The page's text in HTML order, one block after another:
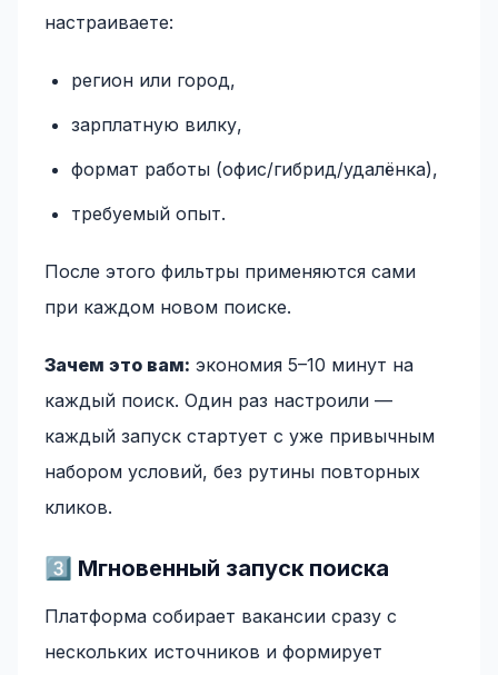
настраиваете:
регион или город,
зарплатную вилку,
формат работы (офис/гибрид/удалёнка),
требуемый опыт.
После этого фильтры применяются сами
при каждом новом поиске.
Зачем это вам: экономия 5–10 минут на
каждый поиск. Один раз настроили —
каждый запуск стартует с уже привычным
набором условий, без рутины повторных
кликов.
3️⃣ Мгновенный запуск поиска
Платформа собирает вакансии сразу с
нескольких источников и формирует